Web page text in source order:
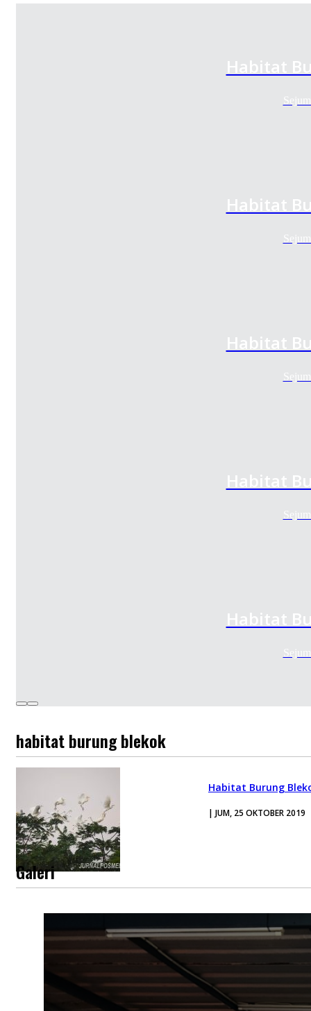
Habitat
Habitat
Habitat
Habitat
Habitat
habitat burung blekok
Habitat Burung
| JUM, 25 OKTOBER 2019
Galeri